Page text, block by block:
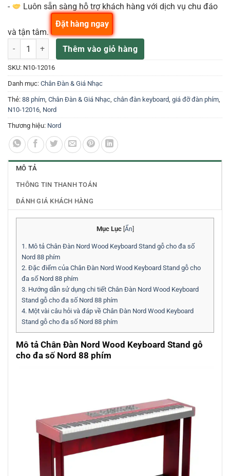
-
Luôn sẵn sàng hỗ trợ khách hàng với dịch vụ chu đáo
và tận tâm.
Chân Đàn Nord Wood Keyboard Stand gỗ cho đa số Nord 88 phím số
Thêm vào giỏ hàng
Đặt hàng ngay
SKU: N10-12016
Danh mục: Chân Đàn & Giá Nhạc
Thẻ: 88 phím, Chân Đàn & Giá Nhạc, chân đàn keyboard, giá đỡ đàn phím,
N10-12016, Nord
Thương hiệu: Nord
MÔ TẢ
THÔNG TIN THANH TOÁN
ĐÁNH GIÁ KHÁCH HÀNG
Mục Lục Ẩn
1. Mô tả Chân Đàn Nord Wood Keyboard Stand gỗ cho đa số
Nord 88 phím
2. Đặc điểm của Chân Đàn Nord Wood Keyboard Stand gỗ cho
đa số Nord 88 phím
3. Hướng dẫn sử dụng chi tiết Chân Đàn Nord Wood Keyboard
Stand gỗ cho đa số Nord 88 phím
4. Một vài câu hỏi và đáp về Chân Đàn Nord Wood Keyboard
Stand gỗ cho đa số Nord 88 phím
Mô tả Chân Đàn Nord Wood Keyboard Stand gỗ
cho đa số Nord 88 phím